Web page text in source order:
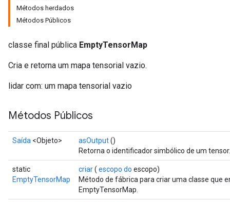
Métodos herdados
Métodos Públicos
classe final pública EmptyTensorMap
Cria e retorna um mapa tensorial vazio.
lidar com: um mapa tensorial vazio
Métodos Públicos
Saída <Objeto> asOutput()
Retorna o identificador simbólico de um tensor.
static
EmptyTensorMap
criar( escopo do escopo)
Método de fábrica para criar uma classe que
EmptyTensorMap.